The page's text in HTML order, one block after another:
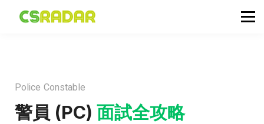
公務員投考資訊
會員登入／註冊
Police Constable
警員 (PC) 面試全攻略